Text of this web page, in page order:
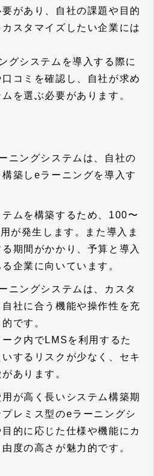
があり、自社の課題や目的
スタマイズしたい企業には
グシステムを導入する際に
コミを確認し、自社が求め
を選ぶ必要があります。
ニングシステムは、自社の
築しeラーニングを導入す
ムを構築するため、100〜
が発生します。また導入ま
期間がかかり、予算と導入
企業に向いています。
ニングシステムは、カスタ
社に合う機能や操作性を充
です。
ク内でLMSを利用するた
するリスクが少なく、セキ
あります。
が高く長いシステム構築期
レミス型のeラーニングシ
的に応じた仕様や機能にカ
度の高さが魅力的です。